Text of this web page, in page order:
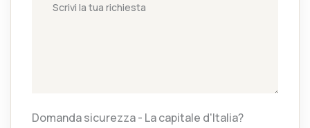
Domanda sicurezza - La capitale d'Italia?